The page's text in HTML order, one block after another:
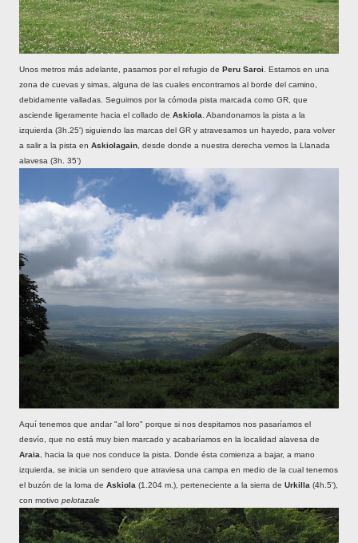
Unos metros más adelante, pasamos por el refugio de Peru Saroi . Estamos en una
zona de cuevas y simas, alguna de las cuales encontramos al borde del camino,
debidamente valladas. Seguimos por la cómoda pista marcada como GR, que
asciende ligeramente hacia el collado de Askiola . Abandonamos la pista a la
izquierda (3h.25') siguiendo las marcas del GR y atravesamos un hayedo, para volver
a salir a la pista en Askiolagain , desde donde a nuestra derecha vemos la Llanada
alavesa (3h. 35')
Aquí tenemos que andar "al loro" porque si nos despitamos nos pasaríamos el
desvío, que no está muy bien marcado y acabaríamos en la localidad alavesa de
Araia , hacia la que nos conduce la pista. Donde ésta comienza a bajar, a mano
izquierda, se inicia un sendero que atraviesa una campa en medio de la cual tenemos
el buzón de la loma de Askiola (1.204 m.), perteneciente a la sierra de Urkilla (4h.5'),
con motivo pelotazale